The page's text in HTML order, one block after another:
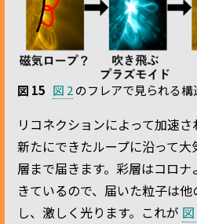
図 15 図 2のフレアで見られる構
リコネクションによって加速さ
新たにできたループに沿って
層まで届きます。彩層はコロ
きているので、届いた粒子は
し、激しく光ります。これが